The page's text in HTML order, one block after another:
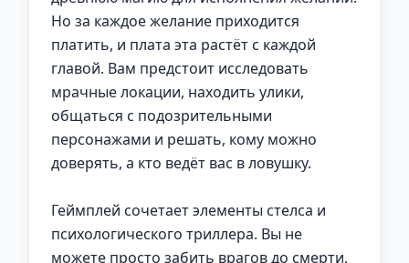
Но за каждое желание приходится
платить, и плата эта растёт с каждой
главой. Вам предстоит исследовать
мрачные локации, находить улики,
общаться с подозрительными
персонажами и решать, кому можно
доверять, а кто ведёт вас в ловушку.
Геймплей сочетает элементы стелса и
психологического триллера. Вы не
можете просто забить врагов до смерти,